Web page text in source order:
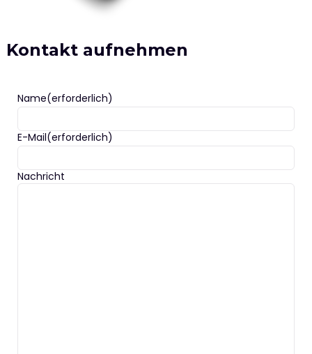
Kontakt aufnehmen
Name(erforderlich)
E-Mail(erforderlich)
Nachricht